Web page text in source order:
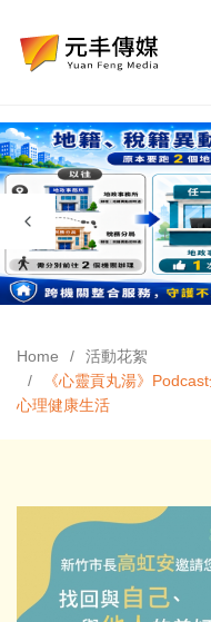
Home
活動花絮
《心靈貢丸湯》
心理健康生活